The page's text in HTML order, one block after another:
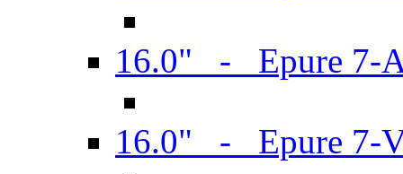
16.0" - Epure 7-
16.0" - Epure 7-